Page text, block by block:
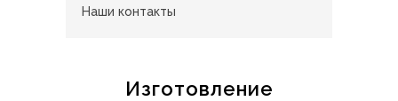
Наши контакты
Изготовление